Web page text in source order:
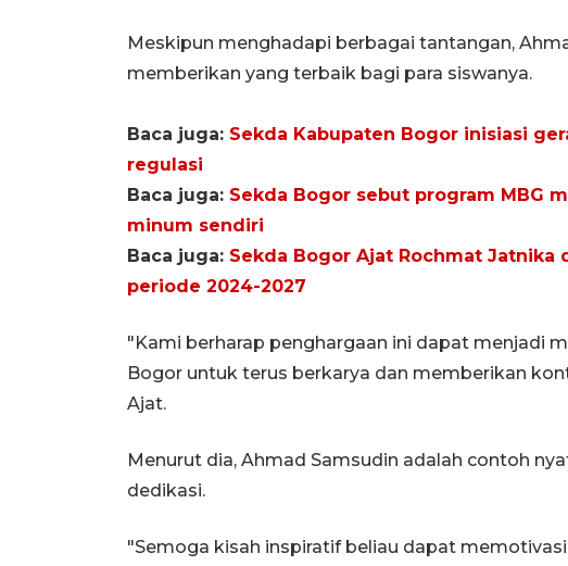
Meskipun menghadapi berbagai tantangan,
memberikan yang terbaik bagi para siswanya.
Baca juga: Sekda Kabupaten Bogor inisiasi
regulasi
Baca juga: Sekda Bogor sebut program MBG
minum sendiri
Baca juga: Sekda Bogor Ajat Rochmat
periode 2024-2027
"Kami berharap penghargaan ini dapat menjadi
Bogor untuk terus berkarya dan memberikan
Ajat.
Menurut dia, Ahmad Samsudin adalah contoh
dedikasi.
"Semoga kisah inspiratif beliau dapat